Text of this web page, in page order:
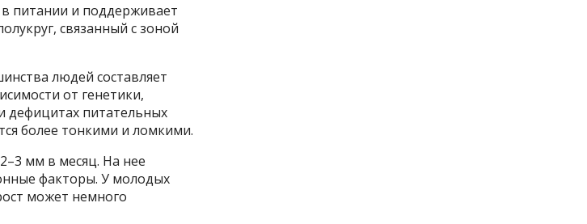
в питании и поддерживает
связанный с зоной
людей составляет
от генетики,
дефицитах питательных
более тонкими и ломкими.
мм в месяц. На нее
факторы. У молодых
может немного